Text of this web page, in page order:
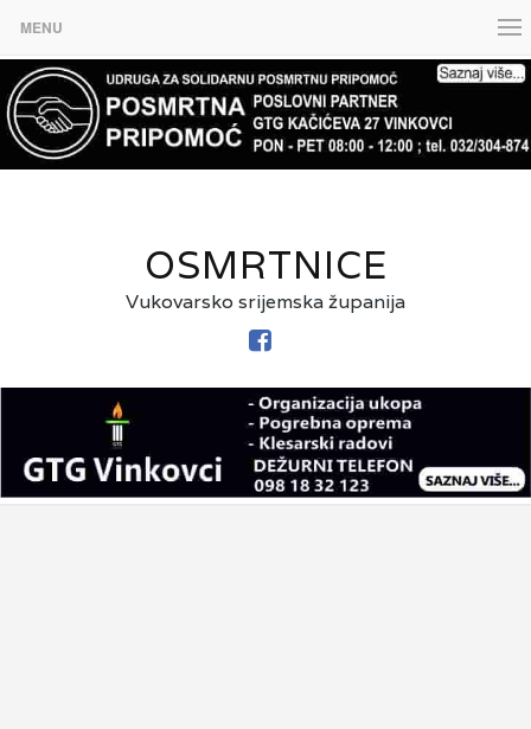
MENU
OSMRTNICE
Vukovarsko srijemska županija